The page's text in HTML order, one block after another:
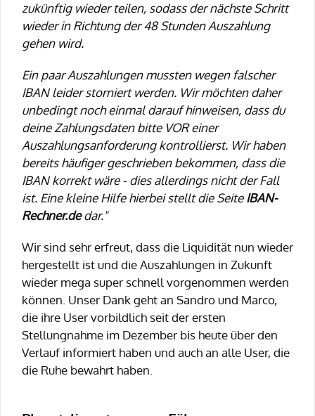
zukünftig wieder teilen, sodass der nächste Schritt
wieder in Richtung der 48 Stunden Auszahlung
gehen wird.
Ein paar Auszahlungen mussten wegen falscher
IBAN leider storniert werden. Wir möchten daher
unbedingt noch einmal darauf hinweisen, dass du
deine Zahlungsdaten bitte VOR einer
Auszahlungsanforderung kontrollierst. Wir haben
bereits häufiger geschrieben bekommen, dass die
IBAN korrekt wäre - dies allerdings nicht der Fall
ist. Eine kleine Hilfe hierbei stellt die SeiteIBAN-
Rechner.dedar."
Wir sind sehr erfreut, dass die Liquidität nun wieder
hergestellt ist und die Auszahlungen in Zukunft
wieder mega super schnell vorgenommen werden
können. Unser Dank geht an Sandro und Marco,
die ihre User vorbildlich seit der ersten
Stellungnahme im Dezember bis heute über den
Verlauf informiert haben und auch an alle User, die
die Ruhe bewahrt haben.